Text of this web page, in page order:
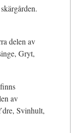
delen av
Gryt,
av
Svinhult,